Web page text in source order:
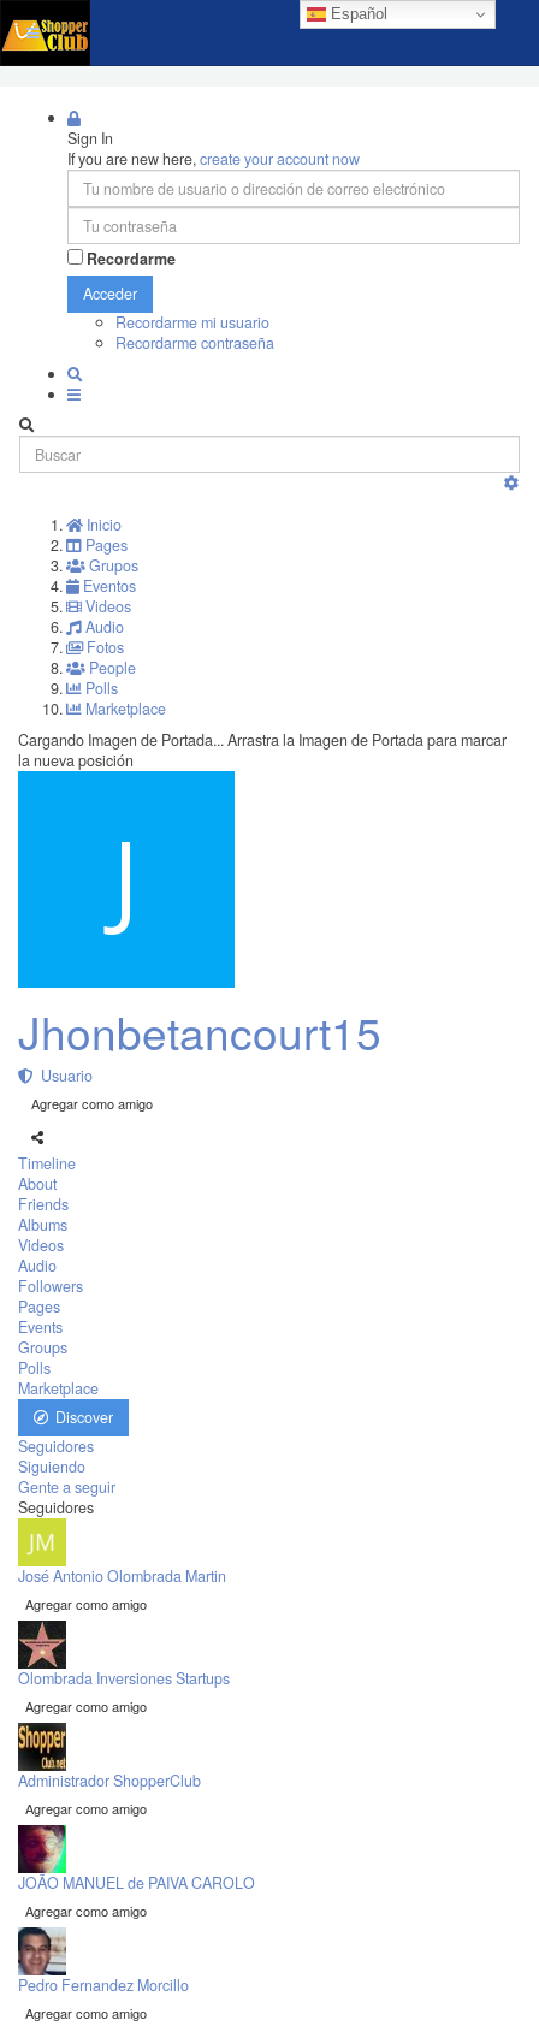
Español
Sign In
If you are new here,create your account now
Recordarme
Acceder
Recordarme mi usuario
Recordarme contraseña
Inicio
Pages
Grupos
Eventos
Videos
Audio
Fotos
People
Polls
Marketplace
Cargando Imagen de Portada... Arrastra la Imagen de Portada para marcar
la nueva posición
Jhonbetancourt15
Usuario
Agregar como amigo
Timeline
About
Friends
Albums
Videos
Audio
Followers
Pages
Events
Groups
Polls
Marketplace
Discover
Seguidores
Siguiendo
Gente a seguir
Seguidores
José Antonio Olombrada Martin
Agregar como amigo
Olombrada Inversiones Startups
Agregar como amigo
Administrador ShopperClub
Agregar como amigo
JOÃO MANUEL de PAIVA CAROLO
Agregar como amigo
Pedro Fernandez Morcillo
Agregar como amigo